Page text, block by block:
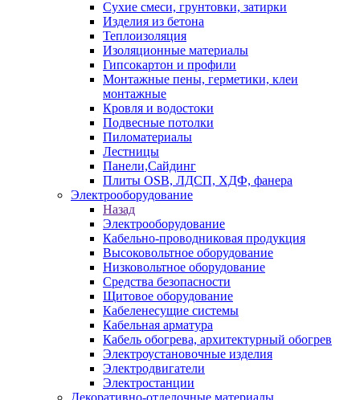
Сухие смеси, грунтовки, затирки
Изделия из бетона
Теплоизоляция
Изоляционные материалы
Гипсокартон и профили
Монтажные пены, герметики, клеи
монтажные
Кровля и водостоки
Подвесные потолки
Пиломатериалы
Лестницы
Панели,Сайдинг
Плиты OSB, ЛДСП, ХДФ, фанера
Электрооборудование
Назад
Электрооборудование
Кабельно-проводниковая продукция
Высоковольтное оборудование
Низковольтное оборудование
Средства безопасности
Щитовое оборудование
Кабеленесущие системы
Кабельная арматура
Кабель обогрева, архитектурный обогрев
Электроустановочные изделия
Электродвигатели
Электростанции
Декоративно-отделочные материалы